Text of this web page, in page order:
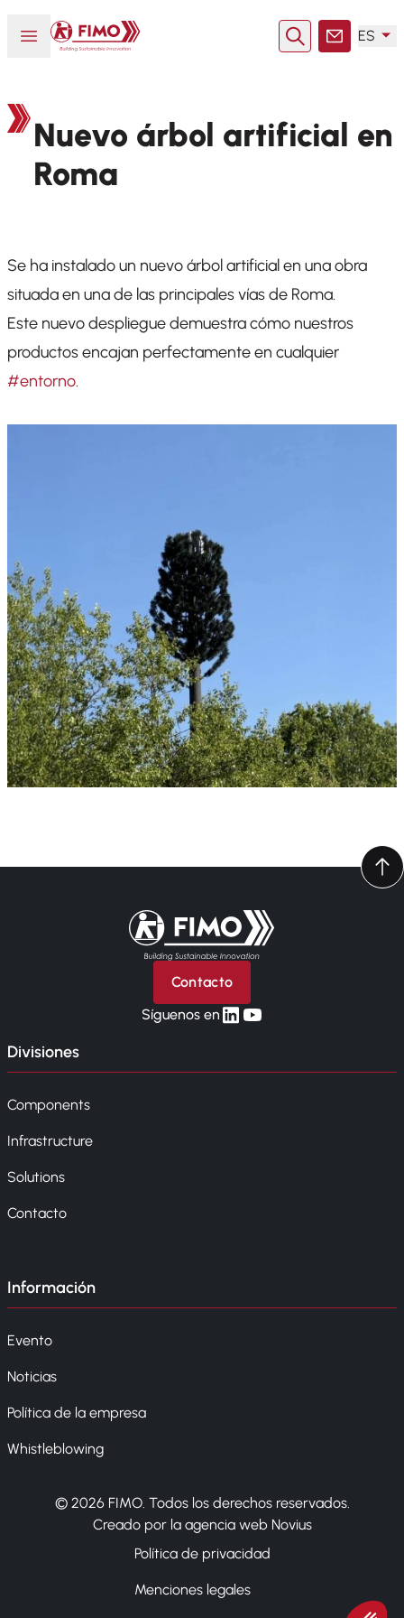
Abrir o cerrar el menú
Volver a la página principal
Buscar enContacto
ES
Nuevo árbol artificial en
Roma
Se ha instalado un nuevo árbol artificial en una obra
situada en una de las principales vías de Roma.
Este nuevo despliegue demuestra cómo nuestros
productos encajan perfectamente en cualquier
#entorno.
Volver a la página principal
Contacto
Síguenos enlinkedin
yt
Divisiones
Components
Infrastructure
Solutions
Contacto
Información
Evento
Noticias
Política de la empresa
Whistleblowing
© 2026 FIMO. Todos los derechos reservados.
Creado por la agencia web Novius
Política de privacidad
Menciones legales